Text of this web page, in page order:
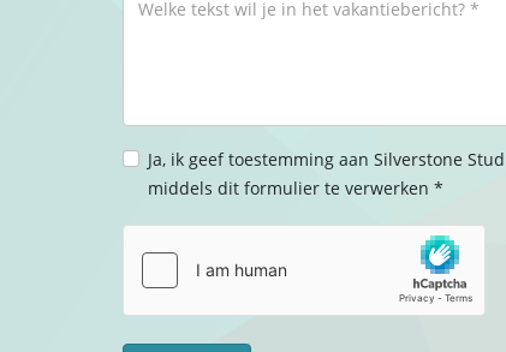
Ja, ik geef toestemming aan Silverstone
middels dit formulier te verwerken *